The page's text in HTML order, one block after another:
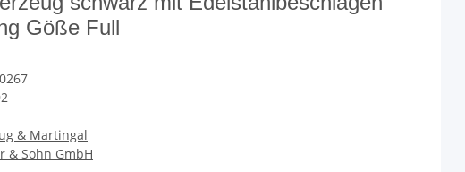
Göße Full
& Martingal
& Sohn GmbH